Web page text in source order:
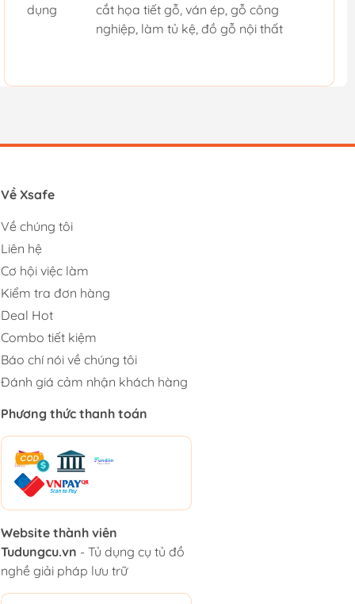
dụng
cắt họa tiết gỗ, ván ép, gỗ công
nghiệp, làm tủ kệ, đồ gỗ nội thất
Về Xsafe
Về chúng tôi
Liên hệ
Cơ hội việc làm
Kiểm tra đơn hàng
Deal Hot
Combo tiết kiệm
Báo chí nói về chúng tôi
Đánh giá cảm nhận khách hàng
Phương thức thanh toán
Website thành viên
Tudungcu.vn - Tủ dụng cụ tủ đồ
nghề giải pháp lưu trữ